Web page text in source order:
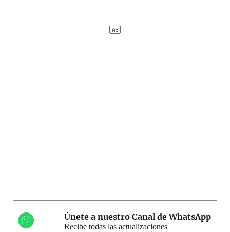
Únete a nuestro Canal de WhatsApp
Recibe todas las actualizaciones